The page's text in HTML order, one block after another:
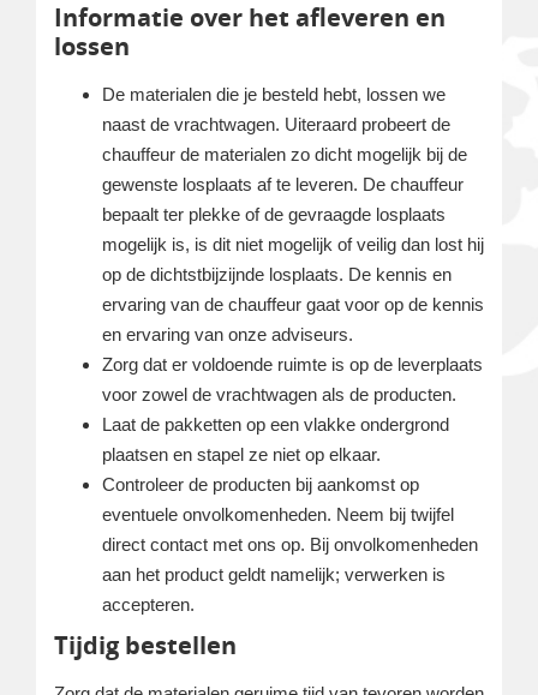
Informatie over het afleveren en
lossen
De materialen die je besteld hebt, lossen we
naast de vrachtwagen. Uiteraard probeert de
chauffeur de materialen zo dicht mogelijk bij de
gewenste losplaats af te leveren. De chauffeur
bepaalt ter plekke of de gevraagde losplaats
mogelijk is, is dit niet mogelijk of veilig dan lost hij
op de dichtstbijzijnde losplaats. De kennis en
ervaring van de chauffeur gaat voor op de kennis
en ervaring van onze adviseurs.
Zorg dat er voldoende ruimte is op de leverplaats
voor zowel de vrachtwagen als de producten.
Laat de pakketten op een vlakke ondergrond
plaatsen en stapel ze niet op elkaar.
Controleer de producten bij aankomst op
eventuele onvolkomenheden. Neem bij twijfel
direct contact met ons op. Bij onvolkomenheden
aan het product geldt namelijk; verwerken is
accepteren.
Tijdig bestellen